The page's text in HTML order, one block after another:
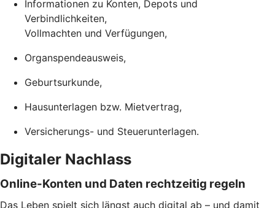
Informationen zu Konten, Depots und
Verbindlichkeiten,
Vollmachten und Verfügungen,
Organspendeausweis,
Geburtsurkunde,
Hausunterlagen bzw. Mietvertrag,
Versicherungs- und Steuerunterlagen.
Digitaler Nachlass
Online-Konten und Daten rechtzeitig regeln
Das Leben spielt sich längst auch digital ab – und damit